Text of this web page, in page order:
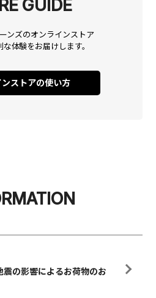
GUIDE
ンズのオンラインストア
な体験をお届けします。
ストアの使い方
震の影響によるお荷物のお